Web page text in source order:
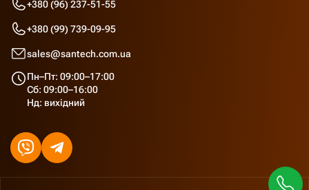
+380 (96) 237-51-55
+380 (99) 739-09-95
sales@santech.com.ua
Пн–Пт: 09:00–17:00
Сб: 09:00–16:00
Нд: вихідний